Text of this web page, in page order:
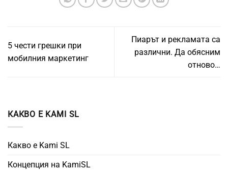
5 чести грешки при
мобилния маркетинг
Пиарът и рекламата са
различни. Да обясним
отново…
КАКВО Е KAMI SL
Какво е Kami SL
Концепция на KamiSL